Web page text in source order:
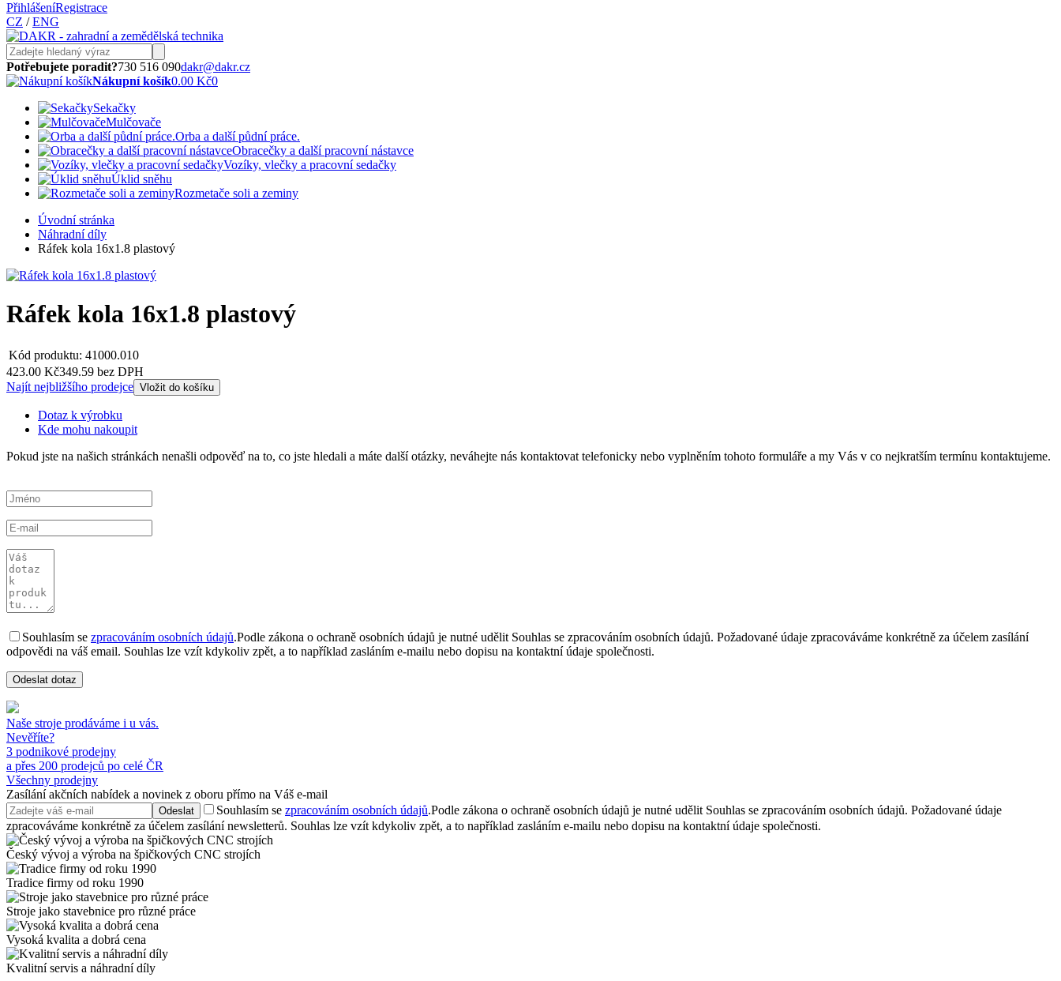
PřihlášeníRegistrace
CZ /ENG
Potřebujete poradit?730 516 090dakr@dakr.cz
Nákupní košík0.00 Kč0
Sekačky
Mulčovače
Orba a další půdní práce.
Obracečky a další pracovní nástavce
Vozíky, vlečky a pracovní sedačky
Úklid sněhu
Rozmetače soli a zeminy
Úvodní stránka
Náhradní díly
Ráfek kola 16x1.8 plastový
Ráfek kola 16x1.8 plastový
Kód produktu: 41000.010
423.00 Kč349.59 bez DPH
Najít nejbližšího prodejce Vložit do košíku
Dotaz k výrobku
Kde mohu nakoupit
Pokud jste na našich stránkách nenašli odpověď na to, co jste hledali a máte další otázky, neváhejte nás kontaktovat telefonicky nebo vyplněním tohoto formuláře a my Vás v co nejkratším termínu kontaktujeme.
Souhlasím se zpracováním osobních údajů.Podle zákona o ochraně osobních údajů je nutné udělit Souhlas se zpracováním osobních údajů. Požadované údaje zpracováváme konkrétně za účelem zasílání
odpovědi na váš email. Souhlas lze vzít kdykoliv zpět, a to například zasláním e-mailu nebo dopisu na kontaktní údaje společnosti.
Odeslat dotaz
Naše stroje prodáváme i u vás.
Nevěříte?
3 podnikové prodejny
a přes 200 prodejců po celé ČR
Všechny prodejny
Zasílání akčních nabídek a novinek z oboru přímo na Váš e-mail
Odeslat Souhlasím se zpracováním osobních údajů.Podle zákona o ochraně osobních údajů je nutné udělit Souhlas se zpracováním osobních údajů. Požadované údaje
zpracováváme konkrétně za účelem zasílání newsletterů. Souhlas lze vzít kdykoliv zpět, a to například zasláním e-mailu nebo dopisu na kontaktní údaje společnosti.
Český vývoj a výroba na špičkových CNC strojích
Tradice firmy od roku 1990
Stroje jako stavebnice pro různé práce
Vysoká kvalita a dobrá cena
Kvalitní servis a náhradní díly